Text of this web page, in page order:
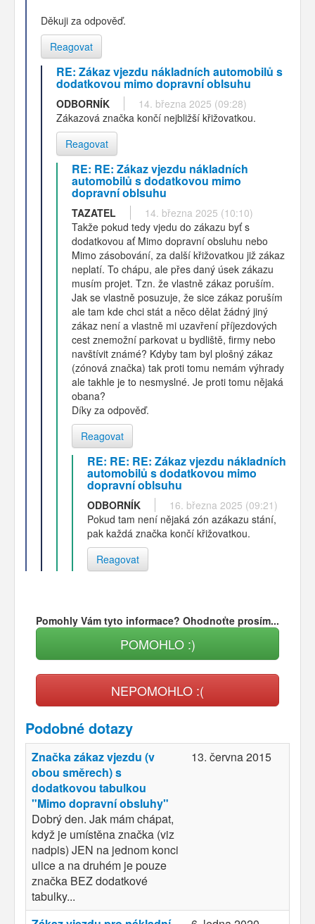
Děkuji za odpověď.
Reagovat
RE: Zákaz vjezdu nákladních automobilů s
dodatkovou mimo dopravní oblsuhu
ODBORNÍK
14. března 2025 (09:28)
Zákazová značka končí nejbližší křižovatkou.
Reagovat
RE: RE: Zákaz vjezdu nákladních
automobilů s dodatkovou mimo
dopravní oblsuhu
TAZATEL
14. března 2025 (10:10)
Takže pokud tedy vjedu do zákazu byť s
dodatkovou ať Mimo dopravní obsluhu nebo
Mimo zásobování, za další křižovatkou již zákaz
neplatí. To chápu, ale přes daný úsek zákazu
musím projet. Tzn. že vlastně zákaz poruším.
Jak se vlastně posuzuje, že sice zákaz poruším
ale tam kde chci stát a něco dělat žádný jiný
zákaz není a vlastně mi uzavření příjezdových
cest znemožní parkovat u bydliště, firmy nebo
navštívit známé? Kdyby tam byl plošný zákaz
(zónová značka) tak proti tomu nemám výhrady
ale takhle je to nesmyslné. Je proti tomu nějaká
obana?
Díky za odpověď.
Reagovat
RE: RE: RE: Zákaz vjezdu nákladních
automobilů s dodatkovou mimo
dopravní oblsuhu
ODBORNÍK
16. března 2025 (09:21)
Pokud tam není nějaká zón azákazu stání,
pak každá značka končí křižovatkou.
Reagovat
Pomohly Vám tyto informace? Ohodnoťte prosím...
POMOHLO :)
NEPOMOHLO :(
Podobné dotazy
Značka zákaz vjezdu (v
obou směrech) s
dodatkovou tabulkou
"Mimo dopravní obsluhy"
Dobrý den. Jak mám chápat,
když je umístěna značka (viz
nadpis) JEN na jednom konci
ulice a na druhém je pouze
značka BEZ dodatkové
tabulky...
13. června 2015